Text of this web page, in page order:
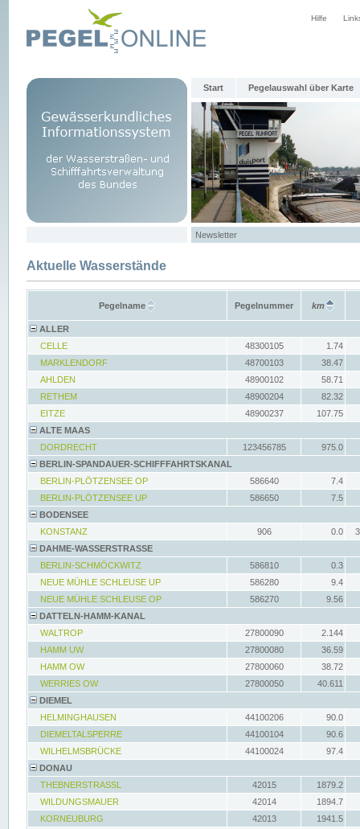
Hilfe
Start Pegelauswahl über Karte
Newsletter
Aktuelle Wasserstände
Pegelname Pegelnummer km
ALLER
CELLE
48300105
1.74
MARKLENDORF
48700103
38.47
AHLDEN
48900102
58.71
RETHEM
48900204
82.32
EITZE
48900237
107.75
ALTE MAAS
DORDRECHT
123456785
975.0
BERLIN-SPANDAUER-SCHIFFFAHRTSKANAL
BERLIN-PLÖTZENSEE OP
586640
7.4
BERLIN-PLÖTZENSEE UP
586650
7.5
BODENSEE
KONSTANZ
906 0.0
DAHME-WASSERSTRASSE
BERLIN-SCHMÖCKWITZ
586810
0.3
NEUE MÜHLE SCHLEUSE UP
586280
9.4
NEUE MÜHLE SCHLEUSE OP
586270
9.56
DATTELN-HAMM-KANAL
WALTROP
27800090
2.144
HAMM UW
27800080
36.59
HAMM OW
27800060
38.72
WERRIES OW
27800050
40.611
DIEMEL
HELMINGHAUSEN
44100206
90.0
DIEMELTALSPERRE
44100104
90.6
WILHELMSBRÜCKE
44100024
97.4
DONAU
THEBNERSTRASSL
42015
1879.2
WILDUNGSMAUER
42014
1894.7
KORNEUBURG
42013
1941.5